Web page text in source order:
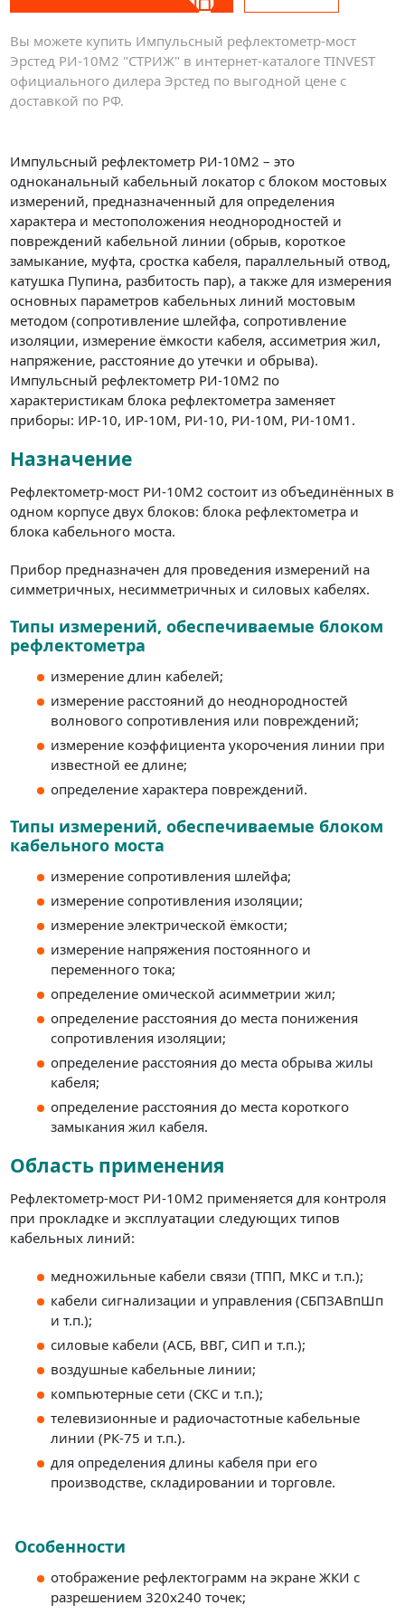
Вы можете купить Импульсный рефлектометр-мост
Эрстед РИ-10M2 "СТРИЖ" в интернет-каталоге TINVEST
официального дилера Эрстед по выгодной цене с
доставкой по РФ.
Импульсный рефлектометр РИ-10М2 – это
одноканальный кабельный локатор с блоком мостовых
измерений, предназначенный для определения
характера и местоположения неоднородностей и
повреждений кабельной линии (обрыв, короткое
замыкание, муфта, сростка кабеля, параллельный отвод,
катушка Пупина, разбитость пар), а также для измерения
основных параметров кабельных линий мостовым
методом (сопротивление шлейфа, сопротивление
изоляции, измерение ёмкости кабеля, ассиметрия жил,
напряжение, расстояние до утечки и обрыва).
Импульсный рефлектометр РИ-10М2 по
характеристикам блока рефлектометра заменяет
приборы: ИР-10, ИР-10М, РИ-10, РИ-10М, РИ-10М1.
Назначение
Рефлектометр-мост РИ-10М2 состоит из объединённых в
одном корпусе двух блоков: блока рефлектометра и
блока кабельного моста.
Прибор предназначен для проведения измерений на
симметричных, несимметричных и силовых кабелях.
Типы измерений, обеспечиваемые блоком
рефлектометра
измерение длин кабелей;
измерение расстояний до неоднородностей
волнового сопротивления или повреждений;
измерение коэффициента укорочения линии при
известной ее длине;
определение характера повреждений.
Типы измерений, обеспечиваемые блоком
кабельного моста
измерение сопротивления шлейфа;
измерение сопротивления изоляции;
измерение электрической ёмкости;
измерение напряжения постоянного и
переменного тока;
определение омической асимметрии жил;
определение расстояния до места понижения
сопротивления изоляции;
определение расстояния до места обрыва жилы
кабеля;
определение расстояния до места короткого
замыкания жил кабеля.
Область применения
Рефлектометр-мост РИ-10М2 применяется для контроля
при прокладке и эксплуатации следующих типов
кабельных линий:
медножильные кабели связи (ТПП, МКС и т.п.);
кабели сигнализации и управления (СБПЗАВпШп
и т.п.);
силовые кабели (АСБ, ВВГ, СИП и т.п.);
воздушные кабельные линии;
компьютерные сети (СКС и т.п.);
телевизионные и радиочастотные кабельные
линии (РК-75 и т.п.).
для определения длины кабеля при его
производстве, складировании и торговле.
Особенности
отображение рефлектограмм на экране ЖКИ с
разрешением 320х240 точек;